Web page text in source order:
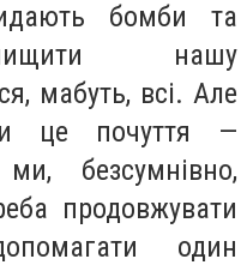
бомби та
нашу
мабуть, всі. Але
це почуття —
безсумнівно,
продовжувати
один